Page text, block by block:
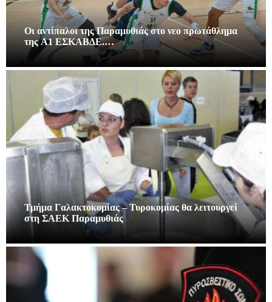
Οι αντίπαλοι της Παραμυθιάς στο νεο πρωτάθλημα
της A1 ΕΣΚΑΒΔΕ.…
Τμήμα Γαλακτοκομίας – Τυροκομίας θα λειτουργεί
στη ΣΑΕΚ Παραμυθιάς